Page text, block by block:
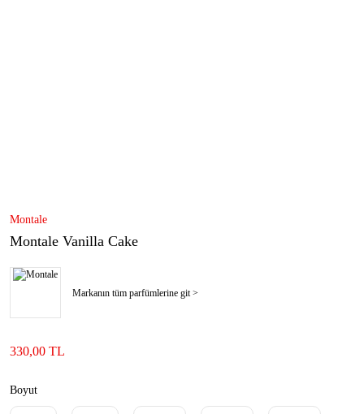
Montale
Montale Vanilla Cake
Markanın tüm parfümlerine git >
330,00 TL
Boyut